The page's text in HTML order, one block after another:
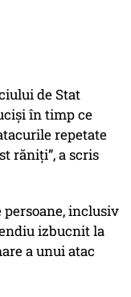
de Stat
în timp ce
repetate
răniți”, a scris
inclusiv
izbucnit la
a unui atac